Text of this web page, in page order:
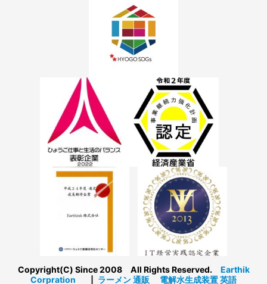
Copyright(C) Since 2008 All Rights Reserved. Earthik
Corpration
ラーメン 通販 電解水生成装置英語